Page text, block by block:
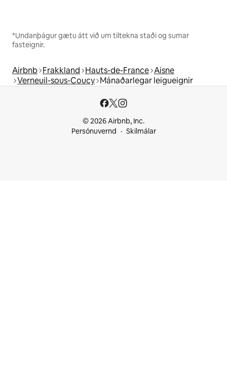
*Undanþágur gætu átt við um tiltekna staði og sumar
fasteignir.
Airbnb Frakkland Hauts-de-France Aisne
Verneuil-sous-Coucy Mánaðarlegar leigueignir
© 2026 Airbnb, Inc.
Persónuvernd
Skilmálar